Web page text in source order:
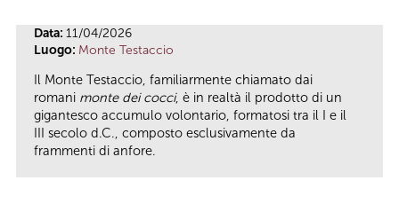
Data: 11/04/2026
Luogo: Monte Testaccio
Il Monte Testaccio, familiarmente chiamato dai
romani monte dei cocci, è in realtà il prodotto di un
gigantesco accumulo volontario, formatosi tra il I e il
III secolo d.C., composto esclusivamente da
frammenti di anfore.